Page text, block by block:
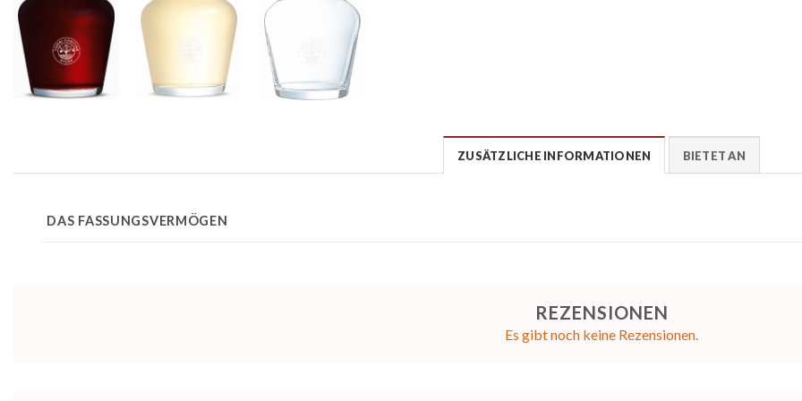
ZUSÄTZLICHE INFORMATIONEN BIETET AN
DAS FASSUNGSVERMÖGEN
REZENSIONEN
Es gibt noch keine Rezensionen.